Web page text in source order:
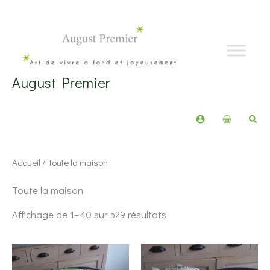
August Premier
Accueil / Toute la maison
Toute la maison
Affichage de 1–40 sur 529 résultats
récent
au
plus